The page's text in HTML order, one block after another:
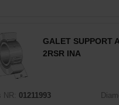
GALET SUPPORT
2RSR INA
NR: 01211993